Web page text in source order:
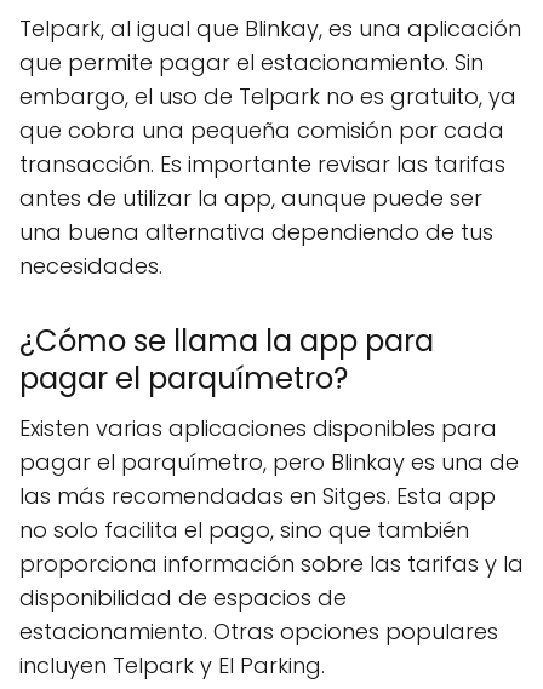
Telpark, al igual que Blinkay, es una aplicación
que permite pagar el estacionamiento. Sin
embargo, el uso de Telpark no es gratuito, ya
que cobra una pequeña comisión por cada
transacción. Es importante revisar las tarifas
antes de utilizar la app, aunque puede ser
una buena alternativa dependiendo de tus
necesidades.
¿Cómo se llama la app para
pagar el parquímetro?
Existen varias aplicaciones disponibles para
pagar el parquímetro, pero Blinkay es una de
las más recomendadas en Sitges. Esta app
no solo facilita el pago, sino que también
proporciona información sobre las tarifas y la
disponibilidad de espacios de
estacionamiento. Otras opciones populares
incluyen Telpark y El Parking.